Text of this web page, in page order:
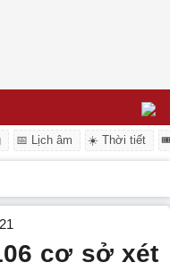
📅 Lịch âm ☀️ Thời tiết
cơ sở xét